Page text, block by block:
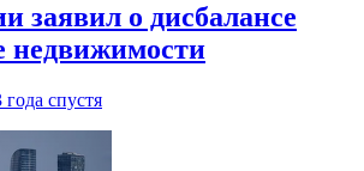
заявил о дисбалансе
недвижимости
года спустя